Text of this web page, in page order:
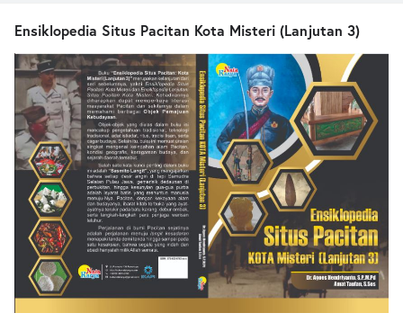
Ensiklopedia Situs Pacitan Kota Misteri (Lanjutan 3)